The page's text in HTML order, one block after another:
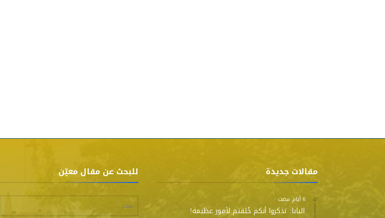
مقالات جديدة
البابا: تذكروا أنكم خُلقتم لأمور عظيمة!
للبحث عن مقال معيّن
البحث عن: